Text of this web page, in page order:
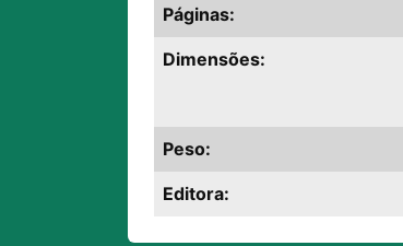
Páginas:
Dimensões:
Peso:
Editora: